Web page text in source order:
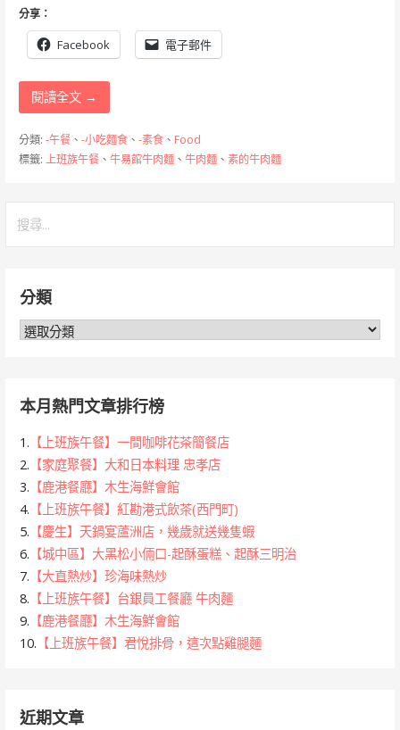
分享：
Facebook 電子郵件
閱讀全文 →
分類: -午餐、 -小吃麵食、 -素食、 Food
標籤: 上班族午餐、 牛易館牛肉麵、 牛肉麵、 素的牛肉麵
字:分類
分
本月熱門文章排行榜
1. 【上班族午餐】一間咖啡花茶簡餐店
2. 【家庭聚餐】大和日本料理 忠孝店
3. 【鹿港餐廳】木生海鮮會館
4. 【上班族午餐】紅勘港式飲茶(西門町)
5. 【慶生】天鍋宴蘆洲店，幾歲就送幾隻蝦
6. 【城中區】大黑松小倆口-起酥蛋糕、起酥三明治
7. 【大直熱炒】珍海味熱炒
8. 【上班族午餐】台銀員工餐廳 牛肉麵
9. 【鹿港餐廳】木生海鮮會館
10. 【上班族午餐】君悅排骨，這次點雞腿麵
近期文章